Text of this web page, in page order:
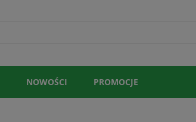
NOWOŚCI PROMOCJE